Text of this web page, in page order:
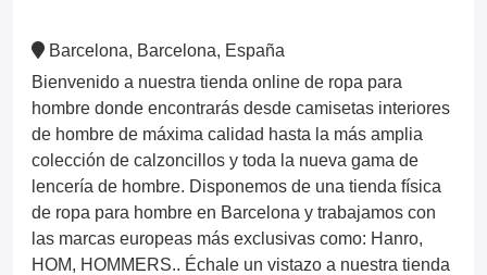
Barcelona, Barcelona, España
Bienvenido a nuestra tienda online de ropa para
hombre donde encontrarás desde camisetas interiores
de hombre de máxima calidad hasta la más amplia
colección de calzoncillos y toda la nueva gama de
lencería de hombre. Disponemos de una tienda física
de ropa para hombre en Barcelona y trabajamos con
las marcas europeas más exclusivas como: Hanro,
HOM, HOMMERS.. Échale un vistazo a nuestra tienda